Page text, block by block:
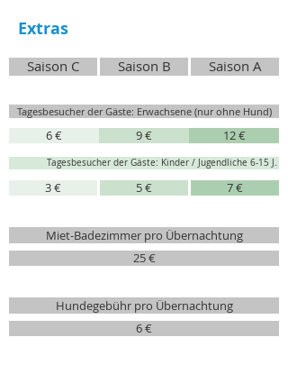
Extras
Saison C Saison B Saison A
Tagesbesucher der Gäste: Erwachsene (nur ohne Hund)
6 € 9 € 12 €
Tagesbesucher der Gäste: Kinder / Jugendliche 6-15 J.
3 € 5 € 7 €
Miet-Badezimmer pro Übernachtung
25 €
Hundegebühr pro Übernachtung
6 €